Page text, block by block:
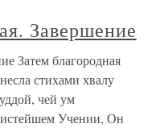
Завершение
Затем благородная
стихами хвалу
чей ум
Учении, Он